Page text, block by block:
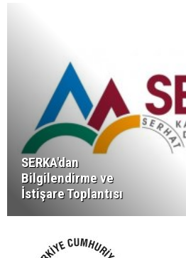
SERKA'dan
Bilgilendirme ve
İstişare Toplantısı